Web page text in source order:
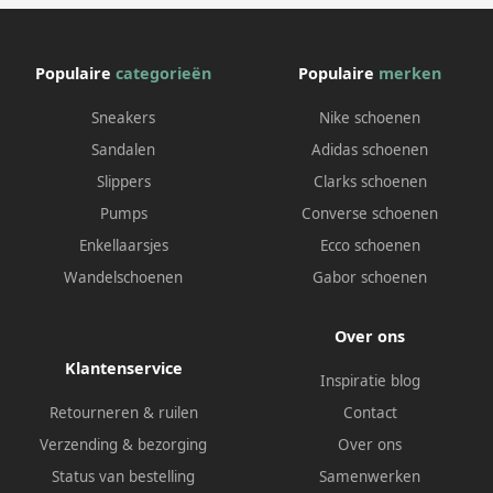
Populaire categorieën
Sneakers
Sandalen
Slippers
Pumps
Enkellaarsjes
Wandelschoenen
Populaire merken
Nike schoenen
Adidas schoenen
Clarks schoenen
Converse schoenen
Ecco schoenen
Gabor schoenen
Klantenservice
Retourneren & ruilen
Verzending & bezorging
Status van bestelling
Over ons
Inspiratie blog
Contact
Over ons
Samenwerken